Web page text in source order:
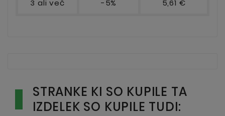
3 ali več -5% 5,61 €
STRANKE KI SO KUPILE TA
IZDELEK SO KUPILE TUDI: